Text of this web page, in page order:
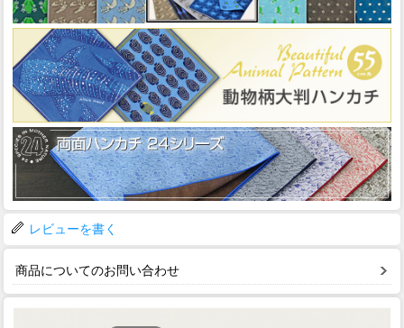
レビューを書く
商品についてのお問い合わせ